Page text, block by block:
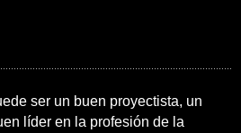
ser un buen proyectista, un
líder en la profesión de la